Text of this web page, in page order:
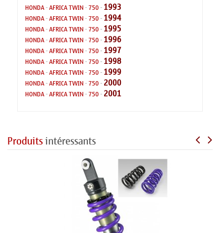
HONDA-AFRICA TWIN-750-1993
HONDA-AFRICA TWIN-750-1994
HONDA-AFRICA TWIN-750-1995
HONDA-AFRICA TWIN-750-1996
HONDA-AFRICA TWIN-750-1997
HONDA-AFRICA TWIN-750-1998
HONDA-AFRICA TWIN-750-1999
HONDA-AFRICA TWIN-750-2000
HONDA-AFRICA TWIN-750-2001
Produitsintéressants